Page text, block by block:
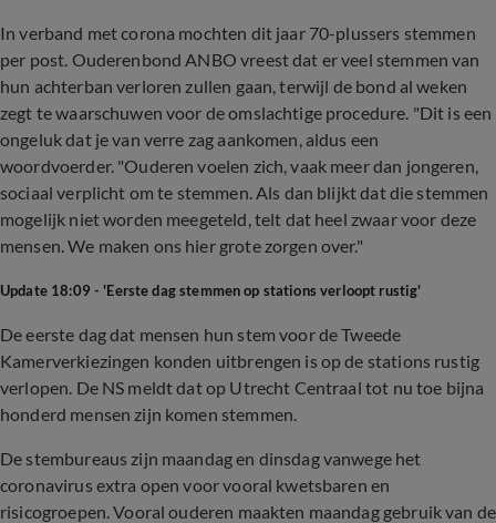
In verband met corona mochten dit jaar 70-plussers stemmen
per post. Ouderenbond ANBO vreest dat er veel stemmen van
hun achterban verloren zullen gaan, terwijl de bond al weken
zegt te waarschuwen voor de omslachtige procedure. "Dit is een
ongeluk dat je van verre zag aankomen, aldus een
woordvoerder. "Ouderen voelen zich, vaak meer dan jongeren,
sociaal verplicht om te stemmen. Als dan blijkt dat die stemmen
mogelijk niet worden meegeteld, telt dat heel zwaar voor deze
mensen. We maken ons hier grote zorgen over."
Update 18:09 - 'Eerste dag stemmen op stations verloopt rustig'
De eerste dag dat mensen hun stem voor de Tweede
Kamerverkiezingen konden uitbrengen is op de stations rustig
verlopen. De NS meldt dat op Utrecht Centraal tot nu toe bijna
honderd mensen zijn komen stemmen.
De stembureaus zijn maandag en dinsdag vanwege het
coronavirus extra open voor vooral kwetsbaren en
risicogroepen. Vooral ouderen maakten maandag gebruik van de